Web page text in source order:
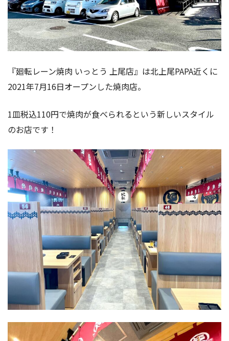
『廻転レーン焼肉 いっとう 上尾店』は北上尾PAPA近くに
2021年7月16日オープンした焼肉店。
1皿税込110円で焼肉が食べられるという新しいスタイル
のお店です！